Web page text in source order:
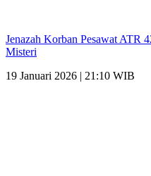
Jenazah Korban Pesawat ATR
Misteri
19 Januari 2026 | 21:10 WIB